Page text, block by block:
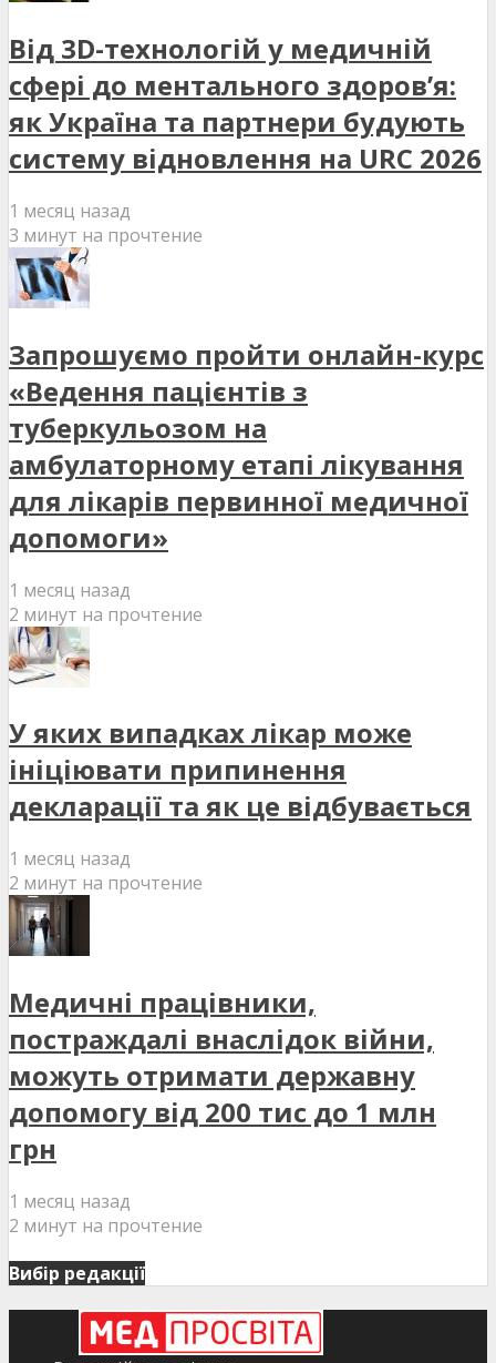
Від 3D-технологій у медичній
сфері до ментального здоров’я:
як Україна та партнери будують
систему відновлення на URC 2026
1 месяц назад
3 минут на прочтение
Запрошуємо пройти онлайн-курс
«Ведення пацієнтів з
туберкульозом на
амбулаторному етапі лікування
для лікарів первинної медичної
допомоги»
1 месяц назад
2 минут на прочтение
У яких випадках лікар може
ініціювати припинення
декларації та як це відбувається
1 месяц назад
2 минут на прочтение
Медичні працівники,
постраждалі внаслідок війни,
можуть отримати державну
допомогу від 200 тис до 1 млн
грн
1 месяц назад
2 минут на прочтение
Вибір редакції